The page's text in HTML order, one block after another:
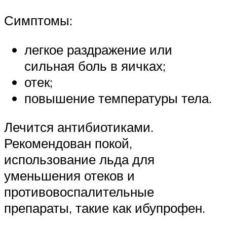
Симптомы:
легкое раздражение или
сильная боль в яичках;
отек;
повышение температуры тела.
Лечится антибиотиками.
Рекомендован покой,
использование льда для
уменьшения отеков и
противовоспалительные
препараты, такие как ибупрофен.